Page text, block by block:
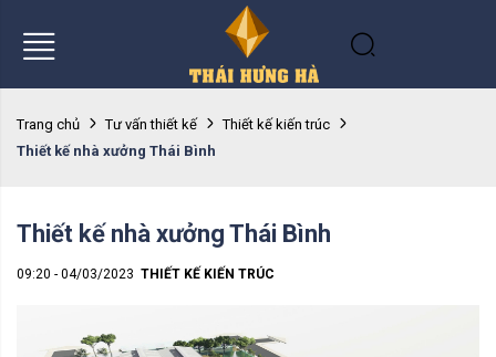
Trang chủ Tư vấn thiết kế
Thiết kế kiến trúc
Thiết kế nhà xưởng Thái Bình
Thiết kế nhà xưởng Thái Bình
09:20 - 04/03/2023 THIẾT KẾ KIẾN TRÚC